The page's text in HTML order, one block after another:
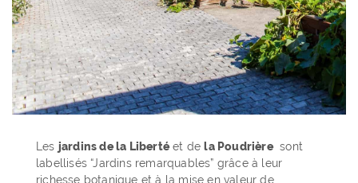
Les jardins de la Libertéet dela Poudrièresont
labellisés “Jardins remarquables” grâce à leur
richesse botanique et à la mise en valeur de